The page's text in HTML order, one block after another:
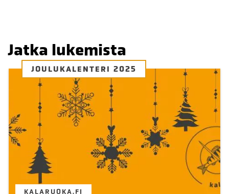
Jatka lukemista
JOULUKALENTERI 2025
KALARUOKA.FI